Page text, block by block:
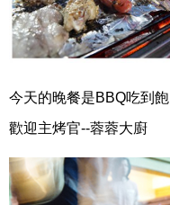
今天的晚餐是BBQ吃到飽
歡迎主烤官--蓉蓉大廚